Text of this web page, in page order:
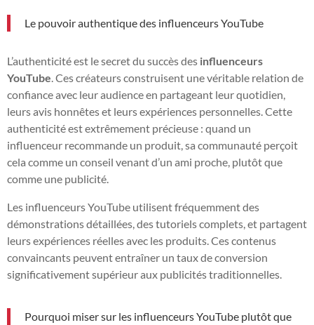
Le pouvoir authentique des influenceurs YouTube
L’authenticité est le secret du succès des influenceurs
YouTube . Ces créateurs construisent une véritable relation de
confiance avec leur audience en partageant leur quotidien,
leurs avis honnêtes et leurs expériences personnelles. Cette
authenticité est extrêmement précieuse : quand un
influenceur recommande un produit, sa communauté perçoit
cela comme un conseil venant d’un ami proche, plutôt que
comme une publicité.
Les influenceurs YouTube utilisent fréquemment des
démonstrations détaillées, des tutoriels complets, et partagent
leurs expériences réelles avec les produits. Ces contenus
convaincants peuvent entraîner un taux de conversion
significativement supérieur aux publicités traditionnelles.
Pourquoi miser sur les influenceurs YouTube plutôt que